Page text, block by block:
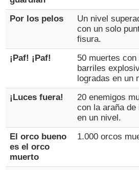
Por los pelos
Un nivel
con un solo
fisura.
¡Paf! ¡Paf!
50 muertes con
barriles
logradas en un
¡Luces fuera!
20 enemigos
con la araña de
en un nivel.
El orco bueno
es el orco
muerto
1.000 orcos